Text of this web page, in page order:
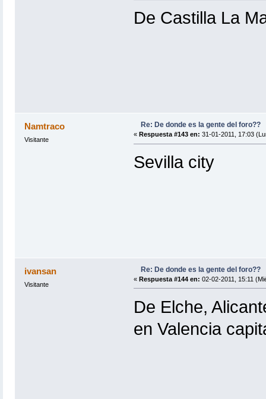
De Castilla La
Namtraco
Visitante
Re: De donde es la gente del foro??
« Respuesta #143 en: 31-01-2011, 17:03
Sevilla city
ivansan
Visitante
Re: De donde es la gente del foro??
« Respuesta #144 en: 02-02-2011, 15:11
De Elche,
en Valencia